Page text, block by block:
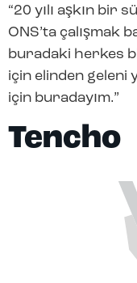
“20 yılı aşkın bir
ONS’ta çalışmak
buradaki herkes
için elinden geleni
için buradayım.”
Tencho